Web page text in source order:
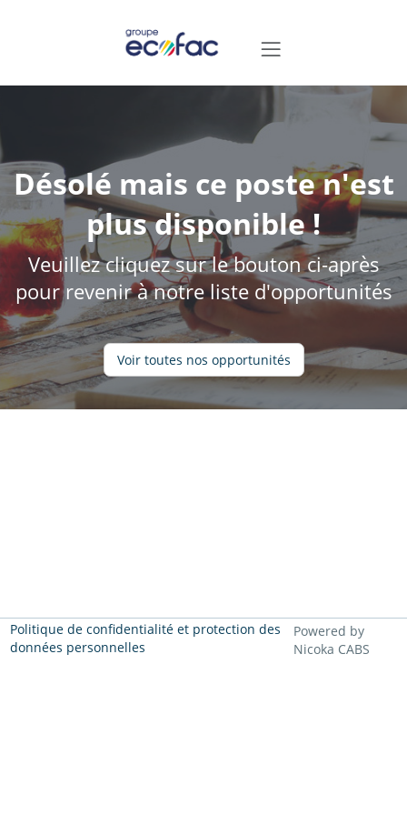
Désolé mais ce poste n'est
plus disponible !
Veuillez cliquez sur le bouton ci-après
pour revenir à notre liste d'opportunités
Voir toutes nos opportunités
Politique de confidentialité et protection des
données personnelles
Powered by
Nicoka CABS